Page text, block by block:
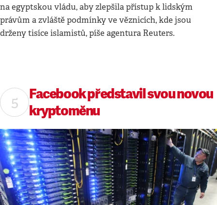
na egyptskou vládu, aby zlepšila přístup k lidským
právům a zvláště podmínky ve věznicích, kde jsou
drženy tisíce islamistů, píše agentura Reuters.
Facebook představil svou novou
kryptoměnu